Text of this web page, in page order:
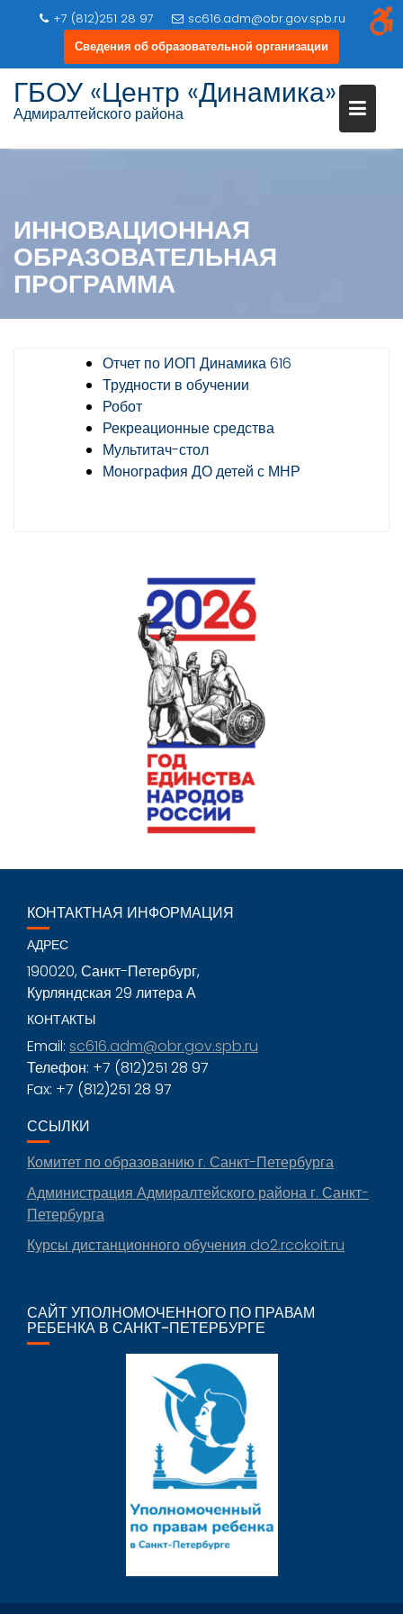
+7 (812)251 28 97
sc616.adm@obr.gov.spb.ru
Сведения об образовательной организации
ГБОУ «Центр «Динамика»
Адмиралтейского района
ИННОВАЦИОННАЯ
ОБРАЗОВАТЕЛЬНАЯ
ПРОГРАММА
Отчет по ИОП Динамика 616
Трудности в обучении
Робот
Рекреационные средства
Мультитач-стол
Монография ДО детей с МНР
КОНТАКТНАЯ ИНФОРМАЦИЯ
АДРЕС
190020, Санкт-Петербург,
Курляндская 29 литера А
КОНТАКТЫ
Email: sc616.adm@obr.gov.spb.ru
Телефон: +7 (812)251 28 97
Fax: +7 (812)251 28 97
ССЫЛКИ
Комитет по образованию г. Санкт-Петербурга
Администрация Адмиралтейского района г. Санкт-
Петербурга
Курсы дистанционного обучения do2.rcokoit.ru
САЙТ УПОЛНОМОЧЕННОГО ПО ПРАВАМ
РЕБЕНКА В САНКТ-ПЕТЕРБУРГЕ